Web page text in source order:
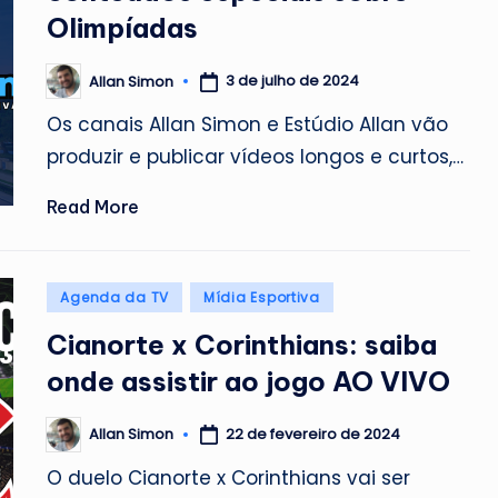
Olimpíadas
Posted
by
Allan Simon 3 de julho de 2024
Os canais Allan Simon e Estúdio Allan vão
produzir e publicar vídeos longos e curtos,…
Read More
Posted
Agenda da TV Mídia Esportiva
Cianorte x Corinthians: saiba
onde assistir ao jogo AO VIVO
Posted
by
Allan Simon 22 de fevereiro de 2024
O duelo Cianorte x Corinthians vai ser